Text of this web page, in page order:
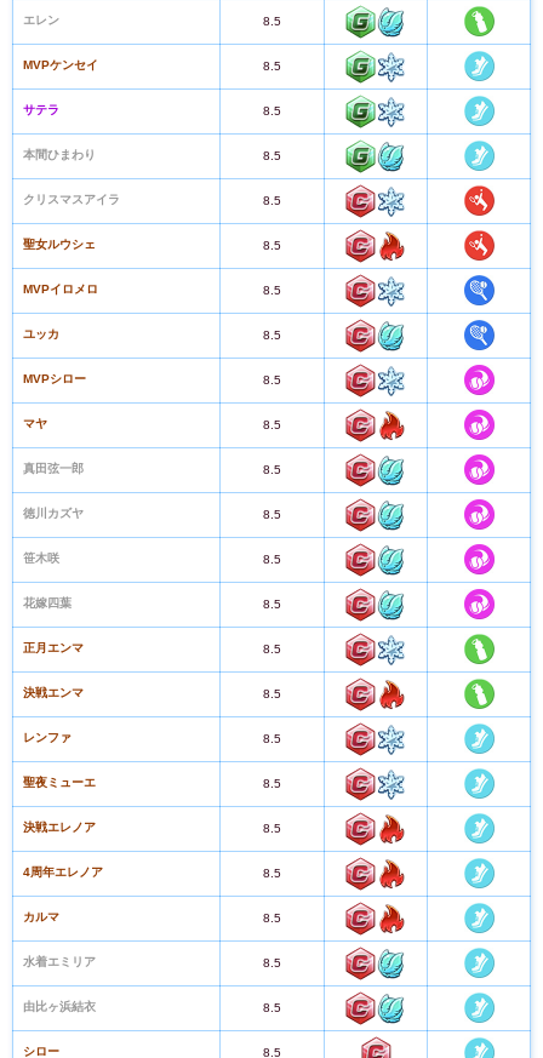
エレン 8.5
MVPケンセイ 8.5
サテラ 8.5
本間ひまわり 8.5
クリスマスアイラ 8.5
聖女ルウシェ 8.5
MVPイロメロ 8.5
ユッカ 8.5
MVPシロー 8.5
マヤ 8.5
真田弦一郎 8.5
徳川カズヤ 8.5
笹木咲 8.5
花嫁四葉 8.5
正月エンマ 8.5
決戦エンマ 8.5
レンファ 8.5
聖夜ミューエ 8.5
決戦エレノア 8.5
4周年エレノア 8.5
カルマ 8.5
水着エミリア 8.5
由比ヶ浜結衣 8.5
シロー 8.5